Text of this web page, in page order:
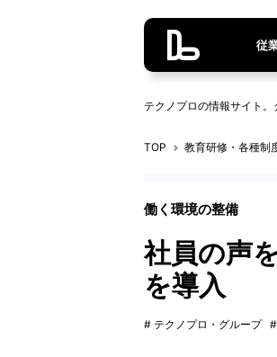
従
テクノプロの情報サイト。
TOP 教育研修・各種制
働く環境の整備
社員の声
を導入
# テクノプロ・グループ